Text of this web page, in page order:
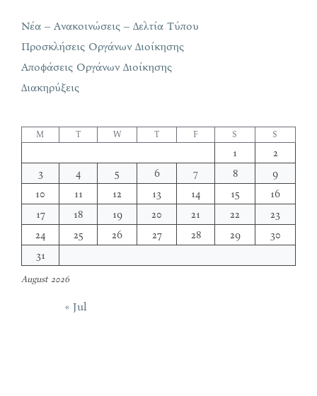
Νέα – Ανακοινώσεις – Δελτία Τύπου
Προσκλήσεις Οργάνων Διοίκησης
Αποφάσεις Οργάνων Διοίκησης
Διακηρύξεις
August 2026
M T W T F S S
1
2
3
4 5 6 7 8
9
10
11 12 13 14 15
16
17
18 19 20 21 22
23
24
25 26 27 28 29
30
31
« Jul